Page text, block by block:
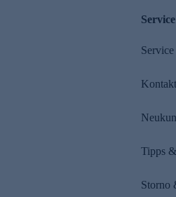
Kontakt
Tipps
Storno